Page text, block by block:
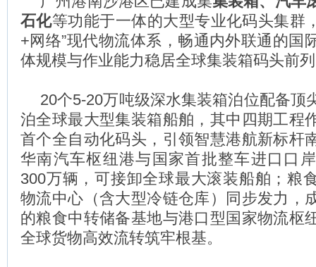
石化等功能于一体的大型专业化码头集群
+网络”现代物流体系，畅通内外联通的国
体规模与作业能力稳居全球集装箱码头前
20个5-20万吨级深水集装箱泊位配备顶
泊全球最大型集装箱船舶，其中四期工程
首个全自动化码头，引领智慧港航新标杆
华南汽车枢纽港与国家首批整车进口口
300万辆，可接卸全球最大滚装船舶；粮
物流中心（含大型冷链仓库）同步发力，
的粮食中转储备基地与港口型国家物流枢
全球货物高效流转筑牢根基。